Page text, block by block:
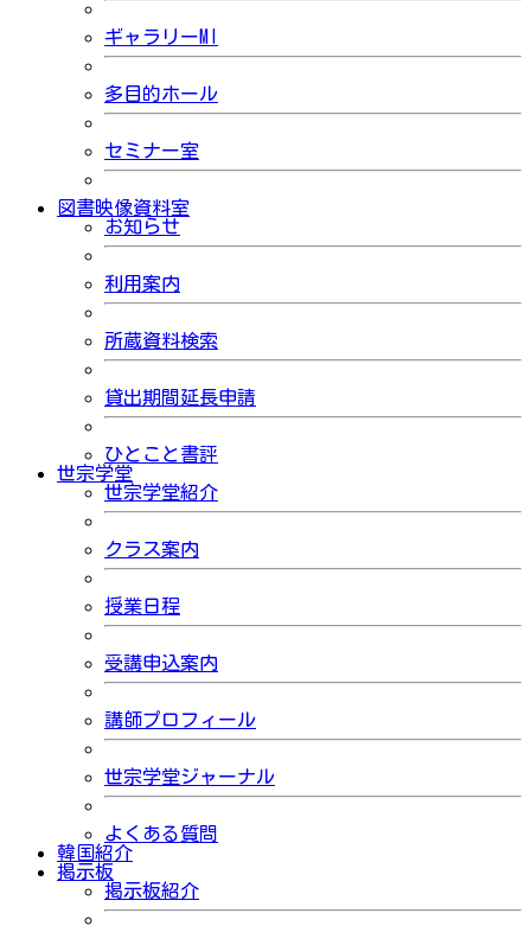
ギャラリーMI
多目的ホール
セミナー室
図書映像資料室
お知らせ
利用案内
所蔵資料検索
貸出期間延長申請
ひとこと書評
世宗学堂
世宗学堂紹介
クラス案内
授業日程
受講申込案内
講師プロフィール
世宗学堂ジャーナル
よくある質問
韓国紹介
掲示板
掲示板紹介